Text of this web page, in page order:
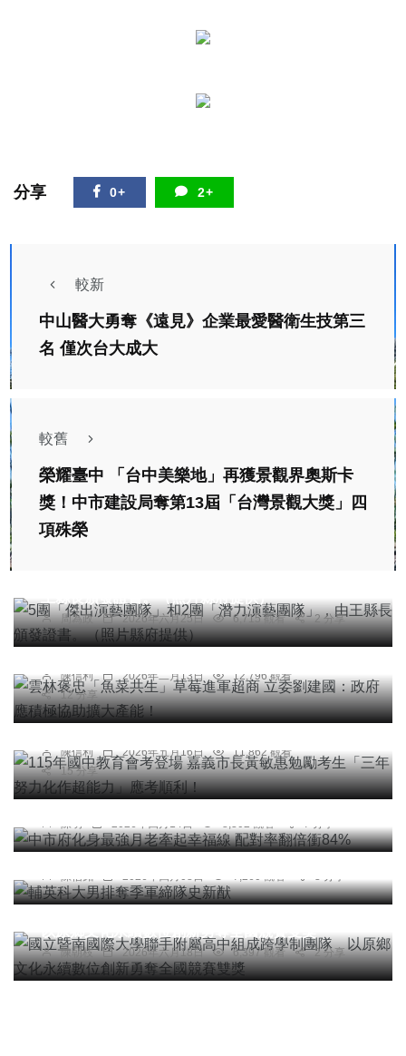
分享 0+ 2+
較新
中山醫大勇奪《遠見》企業最愛醫衛生技第三
名 僅次台大成大
較舊
榮耀臺中 「台中美樂地」再獲景觀界奧斯卡
獎！中市建設局奪第13屆「台灣景觀大獎」四
項殊榮
周為政 2026年六月25日 6,715 觀看 2 分享
綜合新聞
雲林褒忠「魚菜共生」草莓進軍超商 立委劉建國：
陳信利 2026年二月13日
12,796 觀看
12 分享
綜合新聞 文教
115年國中教育會考登場 嘉義市長黃敏惠勉勵考生
陳信利 2026年五月16日
11,862 觀看
15 分享
社會 綜合新聞
中市府化身最強月老牽起幸福線 配對率翻倍衝84%
陳明 2026年四月14日 8,302 觀看 7 分享
綜合新聞
輔英科大男排奪季軍締隊史新猷
陳信銘 2026年四月08日 7,260 觀看 3 分享
文教
國立暨南國際大學聯手附屬高中組成跨學制團隊
陳朝枝 2026年六月18日 6,397 觀看 2 分享